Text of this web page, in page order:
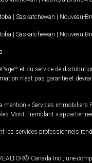
| Saskatchewan | Nouveau-
| Saskatchewan | Nouveau-
MD et du service de
n'est pas garantie et
« Services immobiliers
Mont-Tremblant »
services professionnels
Canada Inc., une